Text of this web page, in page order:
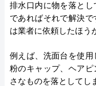
排水口内に物を落と
であればそれで解決
は業者に依頼したほう
例えば、洗面台を使
粉のキャップ、ヘア
さなものを落としてし